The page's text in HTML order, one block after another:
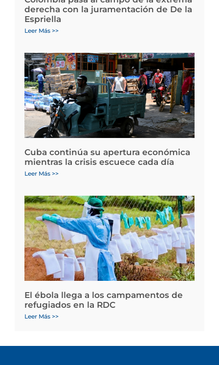
derecha con la juramentación de De la
Espriella
Leer Más >>
Cuba continúa su apertura económica
mientras la crisis escuece cada día
Leer Más >>
El ébola llega a los campamentos de
refugiados en la RDC
Leer Más >>